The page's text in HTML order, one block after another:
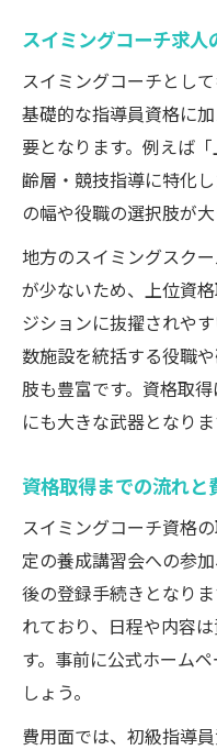
スイミングコーチ求
スイミングコーチとし
基礎的な指導員資格に
要となります。例えば
齢層・競技指導に特化
の幅や役職の選択肢が大
地方のスイミングスク
が少ないため、上位資
ジションに抜擢されや
数施設を統括する役職
肢も豊富です。資格取
にも大きな武器となりま
資格取得までの流れと
スイミングコーチ資格
定の養成講習会への参
後の登録手続きとなり
れており、日程や内容
す。事前に公式ホーム
しょう。
費用面では、初級指導